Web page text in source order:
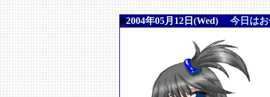
■2004年05月12日(Wed) 今日は